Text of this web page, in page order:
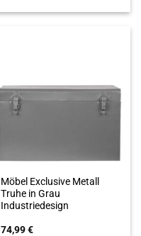
Möbel Exclusive Metall
Truhe in Grau
Industriedesign
74,99€